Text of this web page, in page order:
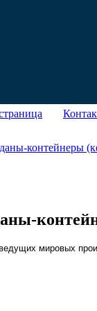
контейнеры
мировых